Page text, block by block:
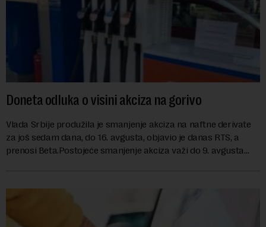
Doneta odluka o visini akciza na gorivo
Vlada Srbije produžila je smanjenje akciza na naftne derivate
za još sedam dana, do 16. avgusta, objavio je danas RTS, a
prenosi Beta.Postojeće smanjenje akciza važi do 9. avgusta